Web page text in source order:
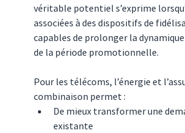
véritable potentiel s’exprime
associées à des dispositifs de
capables de prolonger la
de la période promotionnelle.
Pour les télécoms, l’énergie et
combinaison permet :
De mieux transformer une
existante